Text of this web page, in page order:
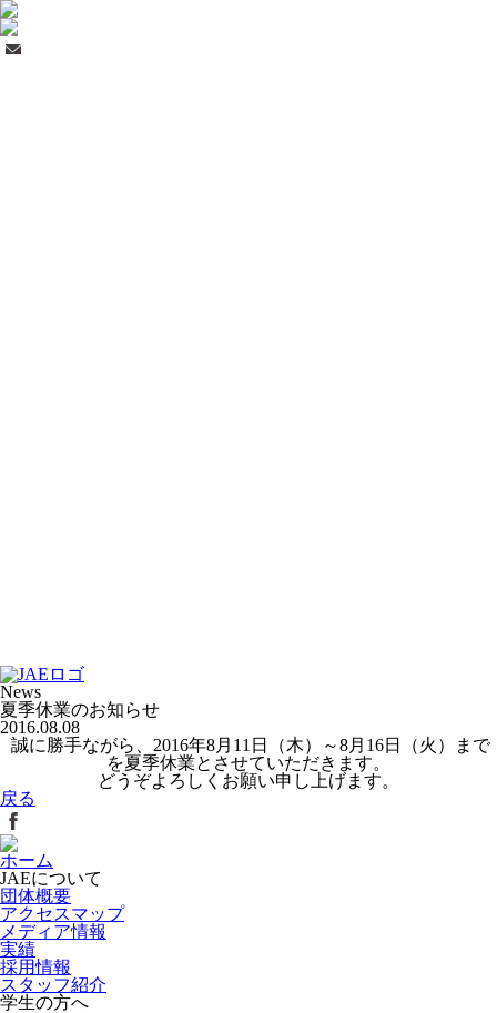
News
夏季休業のお知らせ
2016.08.08
誠に勝手ながら、2016年8月11日（木）～8月16日（火）まで
を夏季休業とさせていただきます。
どうぞよろしくお願い申し上げます。
戻る
ホーム
JAEについて
団体概要
アクセスマップ
メディア情報
実績
採用情報
スタッフ紹介
学生の方へ